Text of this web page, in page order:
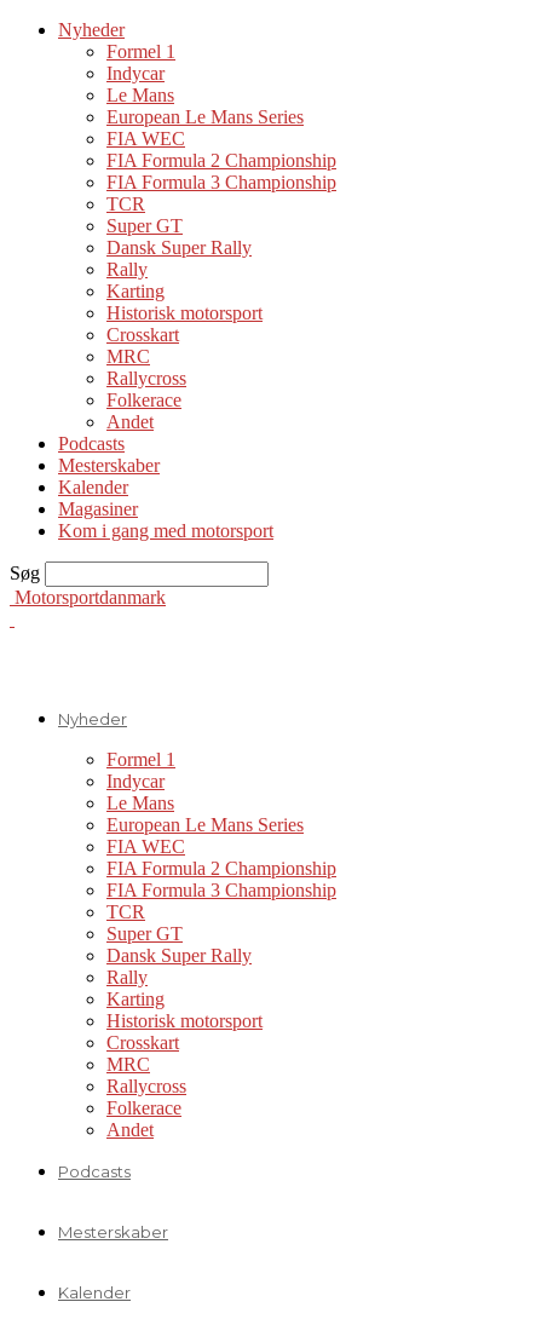
Nyheder
Formel 1
Indycar
Le Mans
European Le Mans Series
FIA WEC
FIA Formula 2 Championship
FIA Formula 3 Championship
TCR
Super GT
Dansk Super Rally
Rally
Karting
Historisk motorsport
Crosskart
MRC
Rallycross
Folkerace
Andet
Podcasts
Mesterskaber
Kalender
Magasiner
Kom i gang med motorsport
Søg
Motorsportdanmark
Nyheder
Formel 1
Indycar
Le Mans
European Le Mans Series
FIA WEC
FIA Formula 2 Championship
FIA Formula 3 Championship
TCR
Super GT
Dansk Super Rally
Rally
Karting
Historisk motorsport
Crosskart
MRC
Rallycross
Folkerace
Andet
Podcasts
Mesterskaber
Kalender